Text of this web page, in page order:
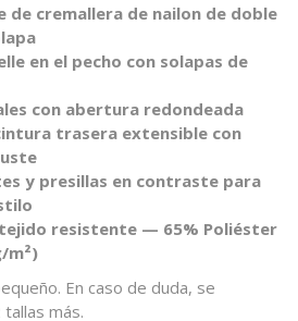
de cremallera de nailon de doble
en el pecho con solapas de
con abertura redondeada
trasera extensible con
y presillas en contraste para
resistente — 65% Poliéster
m²)
En caso de duda, se
más.